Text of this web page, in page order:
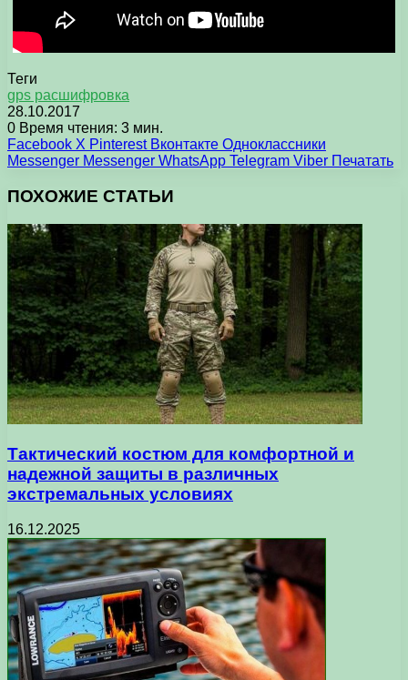
Теги
gps расшифровка
28.10.2017
0 Время чтения: 3 мин.
Facebook X Pinterest Вконтакте Одноклассники
Messenger Messenger WhatsApp Telegram Viber Печатать
ПОХОЖИЕ СТАТЬИ
Тактический костюм для комфортной и
надежной защиты в различных
экстремальных условиях
16.12.2025